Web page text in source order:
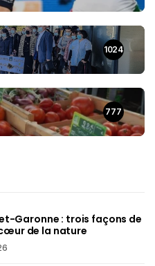
1024
777
Garonne : trois façons de
de la nature